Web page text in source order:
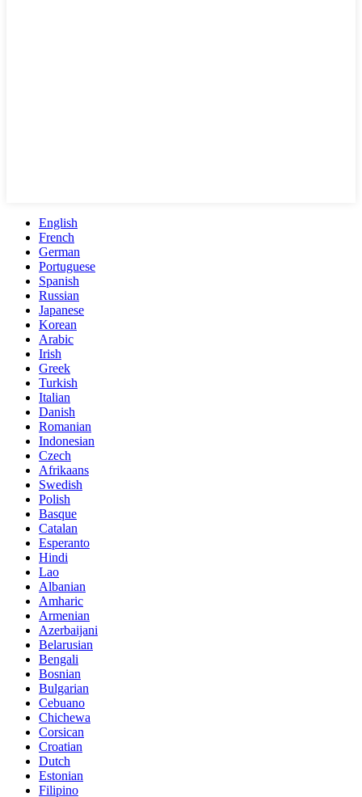
English
French
German
Portuguese
Spanish
Russian
Japanese
Korean
Arabic
Irish
Greek
Turkish
Italian
Danish
Romanian
Indonesian
Czech
Afrikaans
Swedish
Polish
Basque
Catalan
Esperanto
Hindi
Lao
Albanian
Amharic
Armenian
Azerbaijani
Belarusian
Bengali
Bosnian
Bulgarian
Cebuano
Chichewa
Corsican
Croatian
Dutch
Estonian
Filipino